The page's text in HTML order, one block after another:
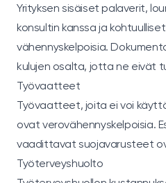
Yrityksen sisäiset palaverit,
konsultin kanssa ja
vähennyskelpoisia.
kulujen osalta, jotta ne eivät
Työvaatteet
Työvaatteet, joita ei voi
ovat verovähennyskelpoisia.
vaadittavat suojavarusteet
Työterveyshuolto